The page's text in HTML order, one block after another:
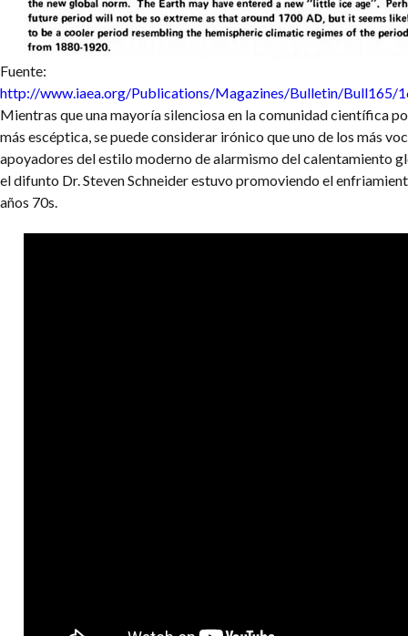
Fuente:
http://www.iaea.org/Publications/Magazines/Bulletin/Bull165/
Mientras que una mayoría silenciosa en la comunidad científica
más escéptica, se puede considerar irónico que uno de los más
apoyadores del estilo moderno de alarmismo del calentamiento
el difunto Dr. Steven Schneider estuvo promoviendo el
años 70s.